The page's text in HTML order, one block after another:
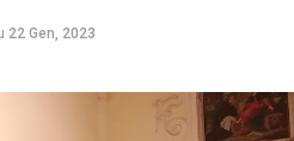
22 Gen, 2023